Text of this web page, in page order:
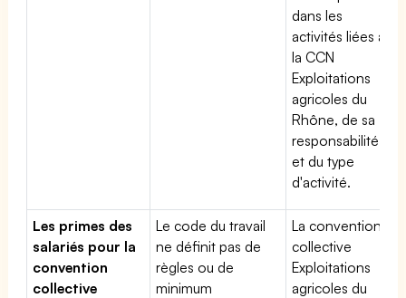
dans les
activités liées à
la CCN
Exploitations
agricoles du
Rhône, de sa
responsabilité
et du type
d'activité.
Les primes des
salariés pour la
convention
collective
Le code du travail
ne définit pas de
règles ou de
minimum
La convention
collective
Exploitations
agricoles du